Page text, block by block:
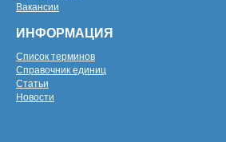
Вакансии
ИНФОРМАЦИЯ
Список терминов
Справочник единиц
Статьи
Новости